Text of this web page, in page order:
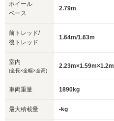
ホイール
ベース
2.79m
前トレッド/
後トレッド
1.64m/1.63m
室内
(全長×全幅×全高)
2.23m×1.59m×1.2m
車両重量 1890kg
最大積載量 -kg